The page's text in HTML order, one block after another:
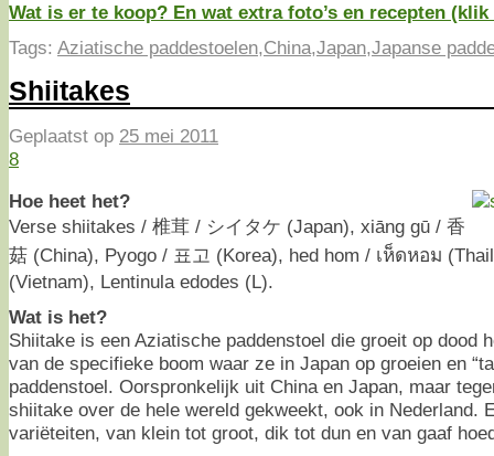
Wat is er te koop? En wat extra foto’s en recepten
Tags: Aziatische paddestoelen,China,Japan,Japanse
Shiitakes
Geplaatst op 25 mei 2011
8
Hoe heet het?
Verse shiitakes / 椎茸 / シイタケ (Japan), xiāng gū / 香
菇 (China), Pyogo / 표고 (Korea), hed hom / เห็ดหอม
(Vietnam), Lentinula edodes (L).
Wat is het?
Shiitake is een Aziatische paddenstoel die groeit op dood
van de specifieke boom waar ze in Japan op groeien en
paddenstoel. Oorspronkelijk uit China en Japan, maar
shiitake over de hele wereld gekweekt, ook in Nederland.
variëteiten, van klein tot groot, dik tot dun en van gaaf